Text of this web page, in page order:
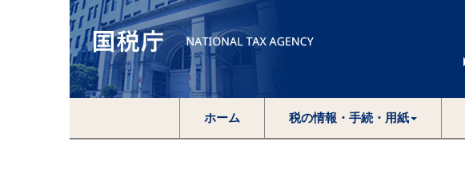
ホーム 税の情報・手続・用紙